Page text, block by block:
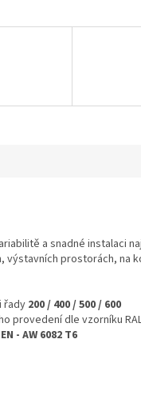
a snadné instalaci
výstavních prostorách, na
řady 200 / 400 / 500 / 600
provedení dle vzorníku
EN - AW 6082 T6